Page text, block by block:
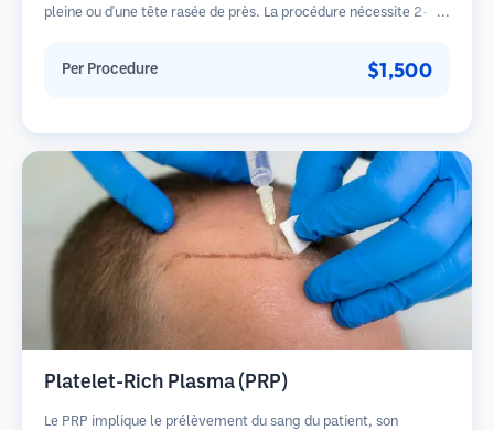
pleine ou d'une tête rasée de près. La procédure nécessite 2-4
Per Procedure $1,500
Platelet-Rich Plasma (PRP)
Le PRP implique le prélèvement du sang du patient, son